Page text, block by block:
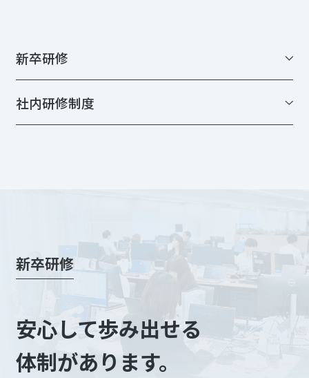
ペ
ジ
ハ
く
環
福
利
厚
生
新卒研修
社内研修制度
新卒研修
安心して歩み出せる
体制があります。